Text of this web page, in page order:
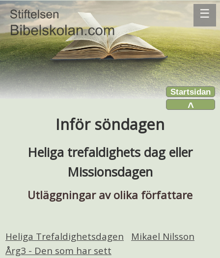
☰
Startsidan
˄
Inför söndagen
Heliga trefaldighets dag eller
Missionsdagen
Utläggningar av olika författare
Heliga Trefaldighetsdagen
Årg3 - Den som har sett
Mikael Nilsson